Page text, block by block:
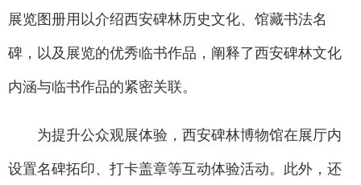
展览图册用以介绍西安碑林历史文化、馆藏书法名
碑，以及展览的优秀临书作品，阐释了西安碑林文化
内涵与临书作品的紧密关联。
为提升公众观展体验，西安碑林博物馆在展厅内
设置名碑拓印、打卡盖章等互动体验活动。此外，还